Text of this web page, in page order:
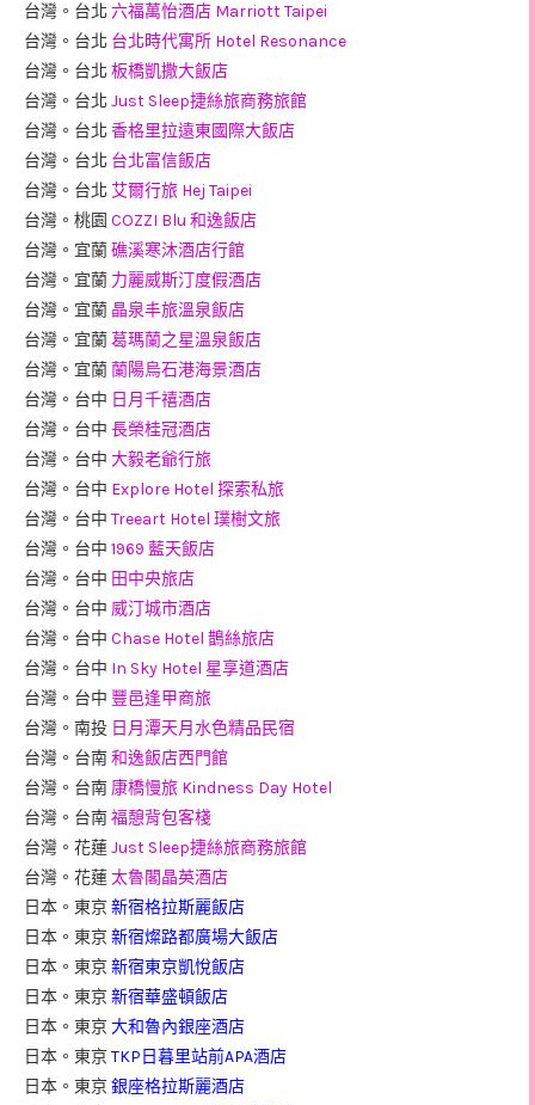
台灣。台北 六福萬怡酒店 Marriott Taipei
台灣。台北 台北時代寓所 Hotel Resonance
台灣。台北 板橋凱撒大飯店
台灣。台北 Just Sleep捷絲旅商務旅館
台灣。台北 香格里拉遠東國際大飯店
台灣。台北 台北富信飯店
台灣。台北 艾爾行旅 Hej Taipei
台灣。桃園 COZZI Blu 和逸飯店
台灣。宜蘭礁溪寒沐酒店行館
台灣。宜蘭 力麗威斯汀度假酒店
台灣。宜蘭 晶泉丰旅溫泉飯店
台灣。宜蘭葛瑪蘭之星溫泉飯店
台灣。宜蘭蘭陽烏石港海景酒店
台灣。台中 日月千禧酒店
台灣。台中 長榮桂冠酒店
台灣。台中 大毅老爺行旅
台灣。台中 Explore Hotel 探索私旅
台灣。台中 Treeart Hotel 璞樹文旅
台灣。台中 1969 藍天飯店
台灣。台中 田中央旅店
台灣。台中 威汀城市酒店
台灣。台中 Chase Hotel 鵲絲旅店
台灣。台中 In Sky Hotel 星享道酒店
台灣。台中 豐邑逢甲商旅
台灣。南投 日月潭天月水色精品民宿
台灣。台南和逸飯店西門館
台灣。台南 康橋慢旅 Kindness Day Hotel
台灣。台南福憩背包客棧
台灣。花蓮Just Sleep捷絲旅商務旅館
台灣。花蓮太魯閣晶英酒店
日本。東京新宿格拉斯麗飯店
日本。東京新宿燦路都廣場大飯店
日本。東京新宿東京凱悅飯店
日本。東京新宿華盛頓飯店
日本。東京大和魯內銀座酒店
日本。東京TKP日暮里站前APA酒店
日本。東京銀座格拉斯麗酒店